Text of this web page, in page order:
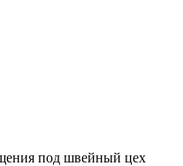
под швейный цех